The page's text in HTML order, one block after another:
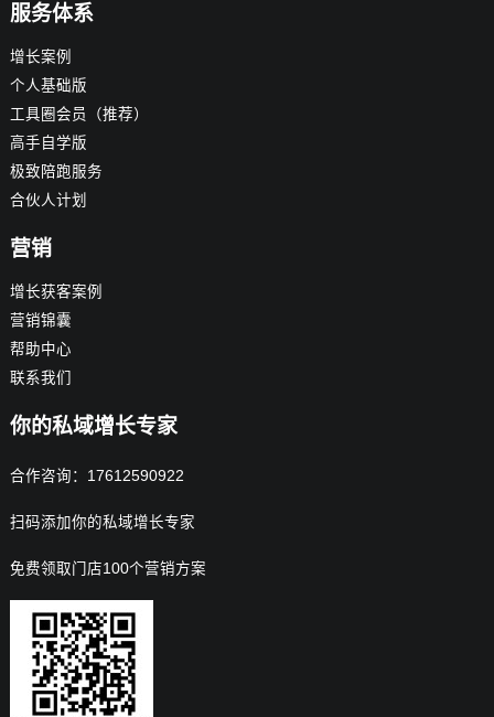
服务体系
增长案例
个人基础版
工具圈会员（推荐）
高手自学版
极致陪跑服务
合伙人计划
营销
增长获客案例
营销锦囊
帮助中心
联系我们
你的私域增长专家
合作咨询：17612590922
扫码添加你的私域增长专家
免费领取门店100个营销方案